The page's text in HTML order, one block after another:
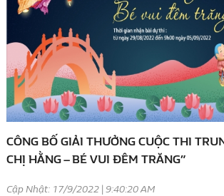
CÔNG BỐ GIẢI THƯỞNG CUỘC THI
CHỊ HẰNG – BÉ VUI ĐÊM TRĂNG”
Cập Nhật: 17/9/2022 | 9:40:20 AM